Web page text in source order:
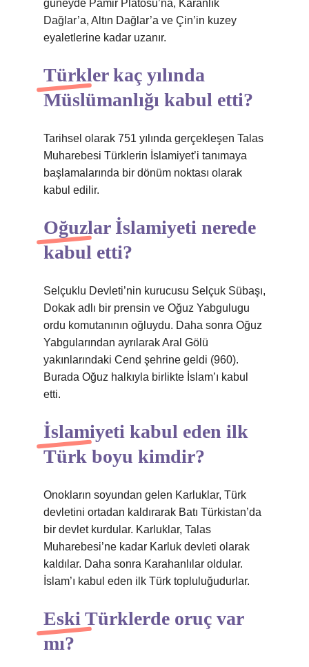
güneyde Pamir Platosu’na, Karanlık
Dağlar’a, Altın Dağlar’a ve Çin’in kuzey
eyaletlerine kadar uzanır.
Türkler kaç yılında
Müslümanlığı kabul etti?
Tarihsel olarak 751 yılında gerçekleşen Talas
Muharebesi Türklerin İslamiyet’i tanımaya
başlamalarında bir dönüm noktası olarak
kabul edilir.
Oğuzlar İslamiyeti nerede
kabul etti?
Selçuklu Devleti’nin kurucusu Selçuk Sübaşı,
Dokak adlı bir prensin ve Oğuz Yabgulugu
ordu komutanının oğluydu. Daha sonra Oğuz
Yabgularından ayrılarak Aral Gölü
yakınlarındaki Cend şehrine geldi (960).
Burada Oğuz halkıyla birlikte İslam’ı kabul
etti.
İslamiyeti kabul eden ilk
Türk boyu kimdir?
Onokların soyundan gelen Karluklar, Türk
devletini ortadan kaldırarak Batı Türkistan’da
bir devlet kurdular. Karluklar, Talas
Muharebesi’ne kadar Karluk devleti olarak
kaldılar. Daha sonra Karahanlılar oldular.
İslam’ı kabul eden ilk Türk topluluğudurlar.
Eski Türklerde oruç var
mı?